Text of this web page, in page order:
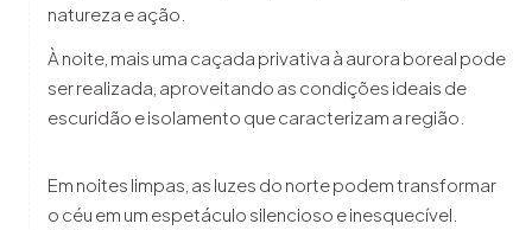
natureza e ação.
À noite, mais uma caçada privativa à aurora boreal pode
ser realizada, aproveitando as condições ideais de
escuridão e isolamento que caracterizam a região.
Em noites limpas, as luzes do norte podem transformar
o céu em um espetáculo silencioso e inesquecível.